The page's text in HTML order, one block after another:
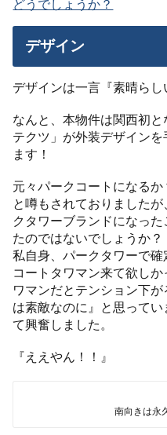
どうでしょうか？
デザイン
デザインは一言『素晴らし
なんと、本物件は関西初
テクツ」が外装デザイン
ます！
元々パークコートになるか
と噂もされておりました
クタワーブランドになっ
たのではないでしょうか？
私自身、パークタワーで
コートタワマン来て欲し
ワマンだとテンション下
は素敵なのに』と思って
て興奮しました。
『ええやん！！』
南向きは永